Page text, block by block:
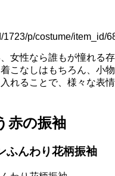
1723/p/costume/item_id/
女性なら誰もが憧れる存
こなしはもちろん、小物
れることで、様々な表情
赤の振袖
ふんわり花柄振袖